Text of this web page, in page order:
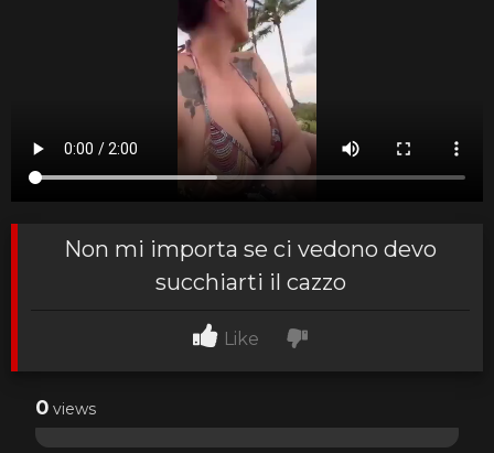
Non mi importa se ci vedono devo
succhiarti il cazzo
Like
0 views